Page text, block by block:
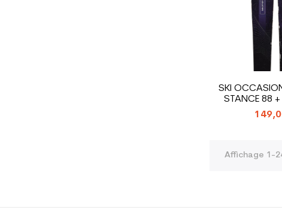
SKI
STANCE 88 +
Affichage 1-